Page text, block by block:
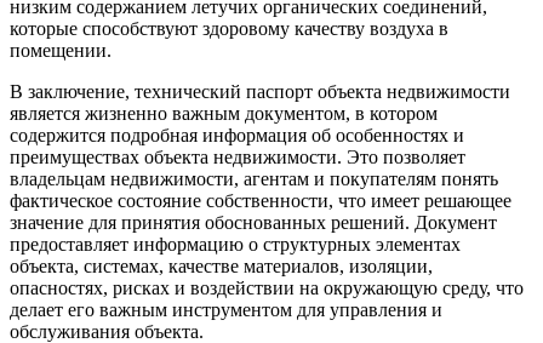
низким содержанием летучих органических соединений,
которые способствуют здоровому качеству воздуха в
помещении.
В заключение, технический паспорт объекта недвижимости
является жизненно важным документом, в котором
содержится подробная информация об особенностях и
преимуществах объекта недвижимости. Это позволяет
владельцам недвижимости, агентам и покупателям понять
фактическое состояние собственности, что имеет решающее
значение для принятия обоснованных решений. Документ
предоставляет информацию о структурных элементах
объекта, системах, качестве материалов, изоляции,
опасностях, рисках и воздействии на окружающую среду, что
делает его важным инструментом для управления и
обслуживания объекта.